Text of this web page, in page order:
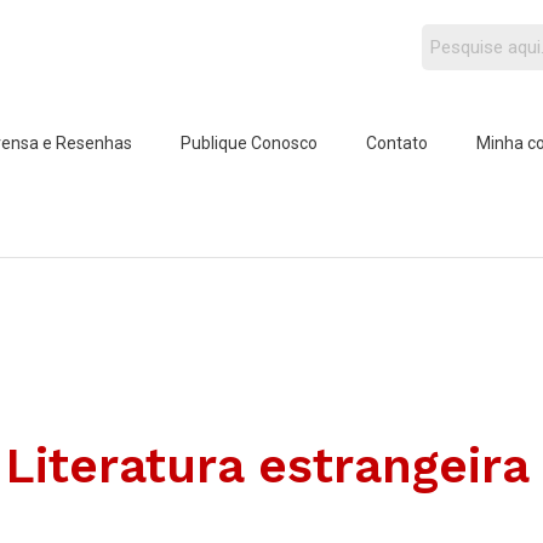
e Resenhas Publique Conosco Contato Minha
Literatura estrangeira